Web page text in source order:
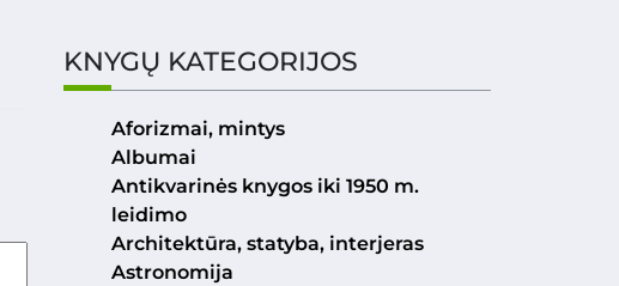
KNYGŲ KATEGORIJOS
Aforizmai, mintys
Albumai
Antikvarinės knygos iki 1950 m.
leidimo
Architektūra, statyba, interjeras
Astronomija